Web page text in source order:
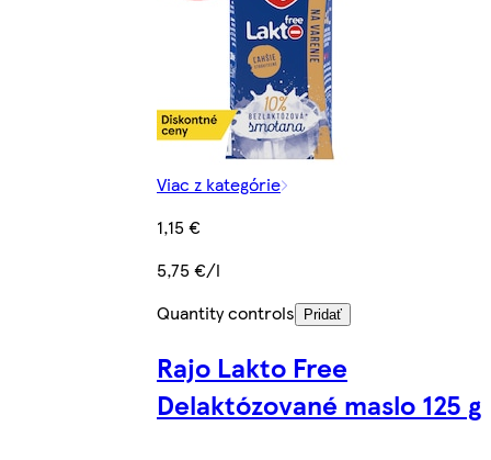
Viac z kategórie
1,15 €
5,75 €/l
Quantity controls
Pridať
Rajo Lakto Free
Delaktózované maslo 125 g